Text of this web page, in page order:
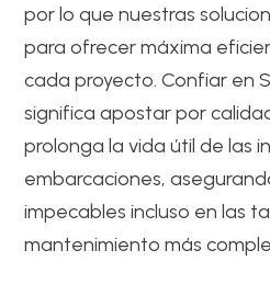
por lo que nuestras
para ofrecer máxima
cada proyecto. Confiar en
significa apostar por
prolonga la vida útil de las
embarcaciones,
impecables incluso en las
mantenimiento más